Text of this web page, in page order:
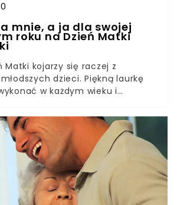
mnie, a ja dla swojej
roku na Dzień Matki
Matki kojarzy się raczej z
dzieci. Piękną laurkę
w każdym wieku i
dodatkiem do
To także świetna okazja, by
z własnymi dziećmi.